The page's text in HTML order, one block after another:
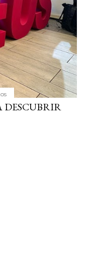
DESCUBRIR